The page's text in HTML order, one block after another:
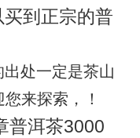
到正宗的普
处一定是茶山
来探索，！
普洱茶3000